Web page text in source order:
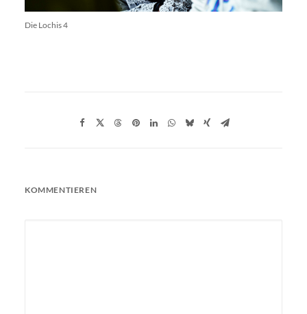
Die Lochis 4
KOMMENTIEREN